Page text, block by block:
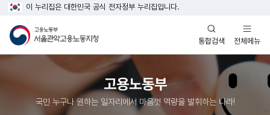
이 누리집은 대한민국 공식 전자정부 누리집입니다.
통합검색
열기
전체메뉴
열기
고용노동부
국민 누구나 원하는 일자리에서 마음껏 역량을 발휘하는 나라!